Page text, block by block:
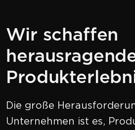
Wir schaffen
Die große
Unternehmen ist es,